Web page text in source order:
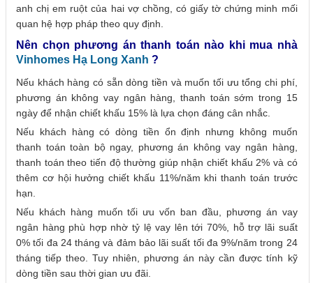
anh chị em ruột của hai vợ chồng, có giấy tờ chứng minh mối
quan hệ hợp pháp theo quy định.
Nên chọn phương án thanh toán nào khi mua nhà
Vinhomes Hạ Long Xanh ?
Nếu khách hàng có sẵn dòng tiền và muốn tối ưu tổng chi phí,
phương án không vay ngân hàng, thanh toán sớm trong 15
ngày để nhận chiết khấu 15% là lựa chọn đáng cân nhắc.
Nếu khách hàng có dòng tiền ổn định nhưng không muốn
thanh toán toàn bộ ngay, phương án không vay ngân hàng,
thanh toán theo tiến độ thường giúp nhận chiết khấu 2% và có
thêm cơ hội hưởng chiết khấu 11%/năm khi thanh toán trước
hạn.
Nếu khách hàng muốn tối ưu vốn ban đầu, phương án vay
ngân hàng phù hợp nhờ tỷ lệ vay lên tới 70%, hỗ trợ lãi suất
0% tối đa 24 tháng và đảm bảo lãi suất tối đa 9%/năm trong 24
tháng tiếp theo. Tuy nhiên, phương án này cần được tính kỹ
dòng tiền sau thời gian ưu đãi.